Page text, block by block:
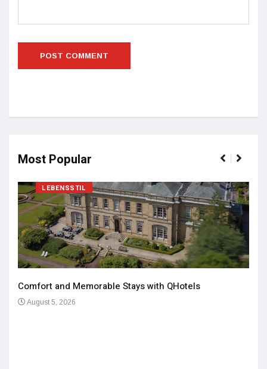
Most Popular
LEBENSSTIL
Comfort and Memorable Stays with QHotels
August 5, 2026